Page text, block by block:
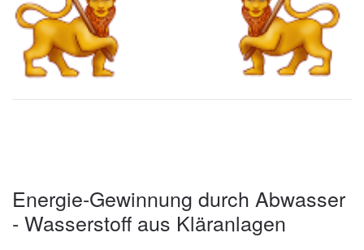
Energie-Gewin­nung durch Ab­wasser
- Wasser­stoff aus Klär­anlagen